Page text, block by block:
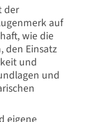
der
auf
wie die
den Einsatz
und
und